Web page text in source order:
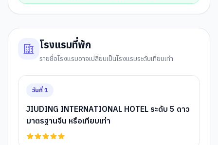
โรงแรมที่พัก
รายชื่อโรงแรมอาจเปลี่ยนเป็นโรงแรมระดับเทียบเท่า
วันที่ 1
JIUDING INTERNATIONAL HOTEL ระดับ 5 ดาว
มาตรฐานจีน หรือเทียบเท่า